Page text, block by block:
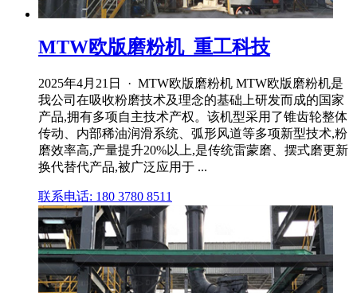
MTW欧版磨粉机_重工科技
2025年4月21日 · MTW欧版磨粉机 MTW欧版磨粉机是
我公司在吸收粉磨技术及理念的基础上研发而成的国家
产品,拥有多项自主技术产权。该机型采用了锥齿轮整体
传动、内部稀油润滑系统、弧形风道等多项新型技术,粉
磨效率高,产量提升20%以上,是传统雷蒙磨、摆式磨更新
换代替代产品,被广泛应用于 ...
联系电话: 180 3780 8511